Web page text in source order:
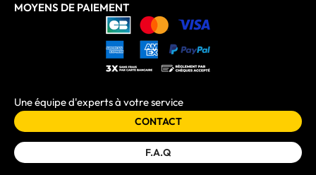
MOYENS DE PAIEMENT
Une équipe d'experts à votre service
CONTACT
F.A.Q